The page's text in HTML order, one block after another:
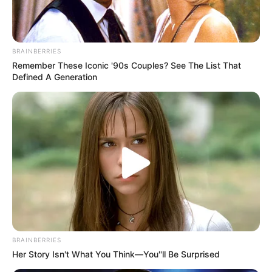
BRAINBERRIES
Remember These Iconic '90s Couples? See The List That
Defined A Generation
BRAINBERRIES
Her Story Isn't What You Think—You''ll Be Surprised